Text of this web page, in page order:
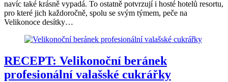
navíc také krásně vypadá. To ostatně potvrzují i hosté hotelů resortu,
pro které jich každoročně, spolu se svým týmem, peče na
Velikonoce desítky…
RECEPT: Velikonoční beránek
profesionální valašské cukrářky